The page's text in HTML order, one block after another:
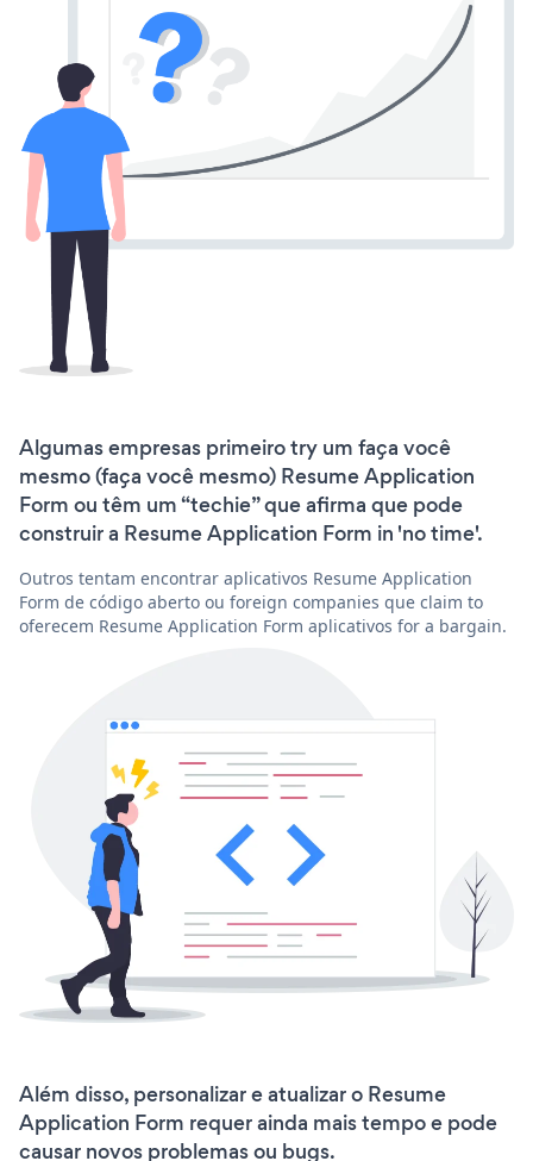
Algumas empresas primeiro try um faça você
mesmo (faça você mesmo) Resume Application
Form ou têm um “techie” que afirma que pode
construir a Resume Application Form in 'no time'.
Outros tentam encontrar aplicativos Resume Application
Form de código aberto ou foreign companies que claim to
oferecem Resume Application Form aplicativos for a bargain.
Além disso, personalizar e atualizar o Resume
Application Form requer ainda mais tempo e pode
causar novos problemas ou bugs.